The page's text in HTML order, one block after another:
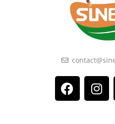
F
a
c
I
n
s